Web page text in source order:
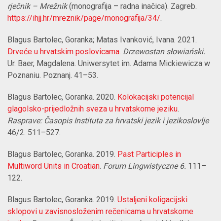
rječnik – Mrežnik(monografija – radna inačica). Zagreb.
https://ihjj.hr/mreznik/page/monografija/34/.
Blagus Bartolec, Goranka; Matas Ivanković, Ivana. 2021.
Drveće u hrvatskim poslovicama. Drzewostan słowiański.
Ur. Baer, Magdalena. Uniwersytet im. Adama Mickiewicza w
Poznaniu. Poznanj. 41–53.
Blagus Bartolec, Goranka. 2020. Kolokacijski potencijal
glagolsko-prijedložnih sveza u hrvatskome jeziku.
Rasprave: Časopis Instituta za hrvatski jezik i jezikoslovlje
46/2. 511–527.
Blagus Bartolec, Goranka. 2019. Past Participles in
Multiword Units in Croatian. Forum Lingwistyczne 6. 111–
122.
Blagus Bartolec, Goranka. 2019. Ustaljeni koligacijski
sklopovi u zavisnosloženim rečenicama u hrvatskome